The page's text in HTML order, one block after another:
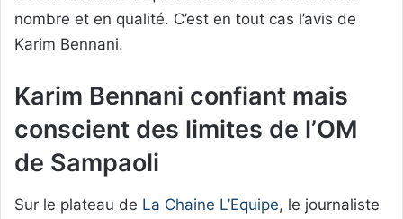
nombre et en qualité. C’est en tout cas l’avis de
Karim Bennani.
Karim Bennani confiant mais
conscient des limites de l’OM
de Sampaoli
Sur le plateau de La Chaine L’Equipe, le journaliste